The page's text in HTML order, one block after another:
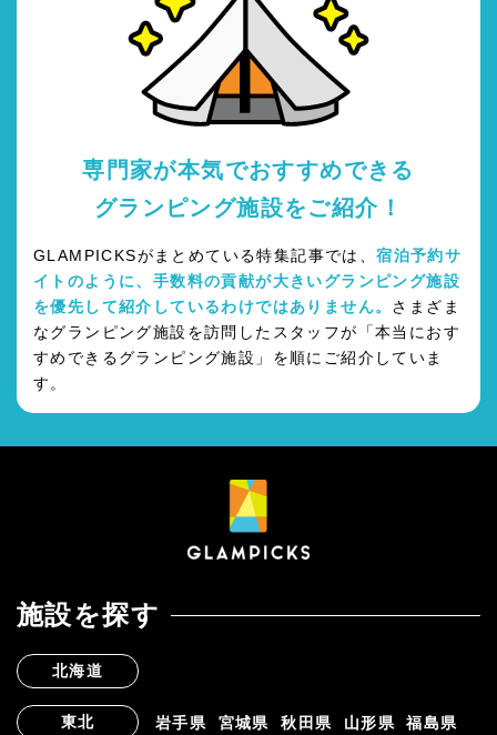
専門家が本気でおすすめできる
グランピング施設をご紹介！
GLAMPICKSがまとめている特集記事では、宿泊予約サ
イトのように、手数料の貢献が大きいグランピング施設
を優先して紹介しているわけではありません。 さまざま
なグランピング施設を訪問したスタッフが「本当におす
すめできるグランピング施設」を順にご紹介していま
す。
施設を探す
北海道
東北 岩手県 宮城県 秋田県 山形県 福島県